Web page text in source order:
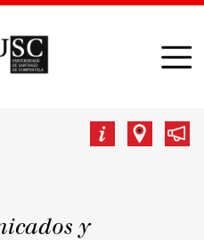
y